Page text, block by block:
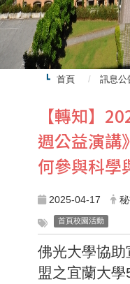
首頁 訊息公
【轉知】
週公益演講
何參與科學
2025-04-17
首頁校園活動
佛光大學協
盟之宜蘭大